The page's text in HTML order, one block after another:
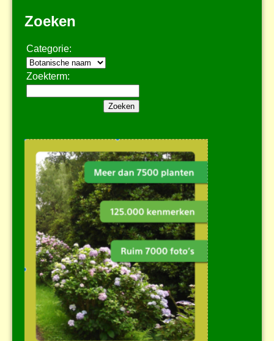
Zoeken
Categorie:
Zoekterm: